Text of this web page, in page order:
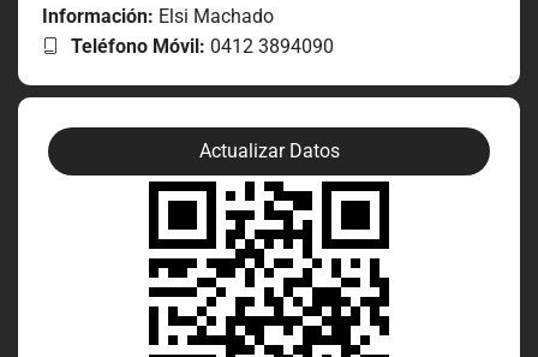
Información: Elsi Machado
Teléfono Móvil: 0412 3894090
Actualizar Datos